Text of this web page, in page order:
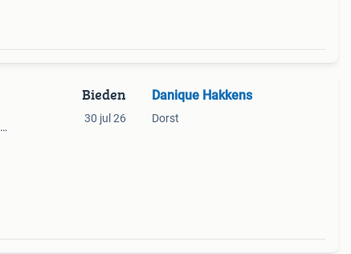
Bieden
30 jul 26
Danique Hakkens
Dorst